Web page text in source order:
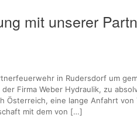
mit unserer
in Rudersdorf um
Firma Weber Hydraulik, zu
Österreich, eine lange Anfahrt
mit dem von […]